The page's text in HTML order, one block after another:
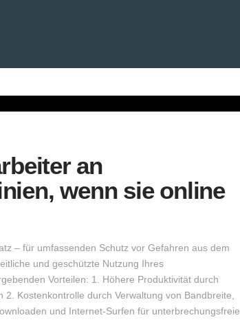
an
wenn sie online
– für umfassenden Schutz vor Gefahren aus dem
und geschützte Nutzung Ihres
Vorteilen: 1. Höhere Produktivität durch
Kostenkontrolle durch Verwaltung von Bandbreite,
und Internet-Surfen für unterbrechungsfreie